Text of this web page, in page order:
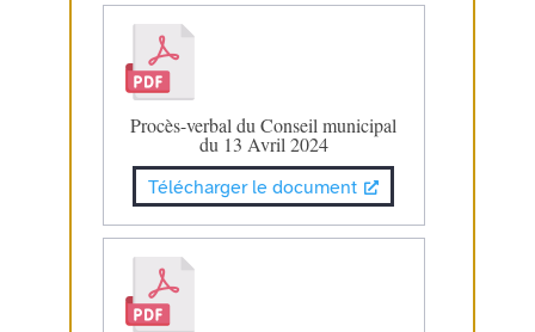
Procès-verbal du Conseil municipal
du 13 Avril 2024
Télécharger le document